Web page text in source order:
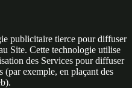
publicitaire tierce pour diffuser
Site. Cette technologie utilise
des Services pour diffuser
(par exemple, en plaçant des